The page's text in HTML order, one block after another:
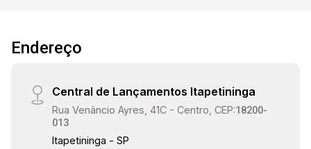
Endereço
Central de Lançamentos Itapetininga
Rua Venâncio Ayres, 41C - Centro, CEP:18200-
013
Itapetininga - SP